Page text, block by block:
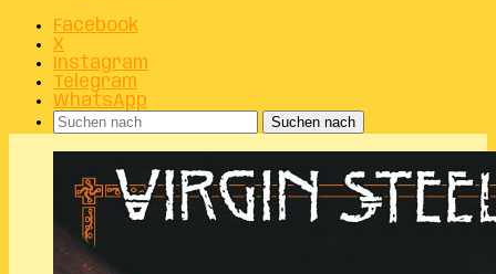
Facebook
X
Instagram
Telegram
WhatsApp
Suchen nach